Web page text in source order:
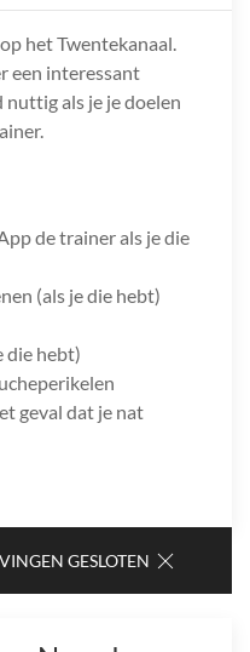
het Twentekanaal.
een interessant
als je je doelen
de trainer als je die
(als je die hebt)
die hebt)
geval dat je nat
GESLOTEN